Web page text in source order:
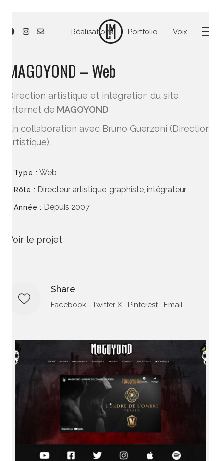
Réalisations Portfolio Voix
MAGOYOND – Web
Direction artistique et intégration du site
internet de MAGOYOND
En collaboration avec Bruno Guerzoni (Direction
artistique).
Type : Web
Rôle : Directeur artistique, graphiste, intégrateur
Année : Depuis 2007
Voir le projet
Share
Facebook Twitter X Pinterest Email